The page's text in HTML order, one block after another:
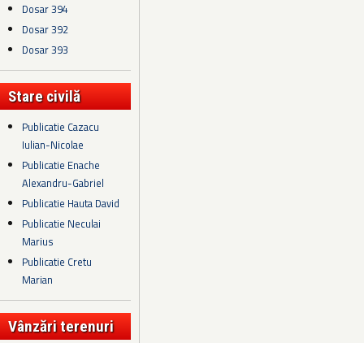
Dosar 394
Dosar 392
Dosar 393
Stare civilă
Publicatie Cazacu
Iulian-Nicolae
Publicatie Enache
Alexandru-Gabriel
Publicatie Hauta David
Publicatie Neculai
Marius
Publicatie Cretu
Marian
Vânzări terenuri